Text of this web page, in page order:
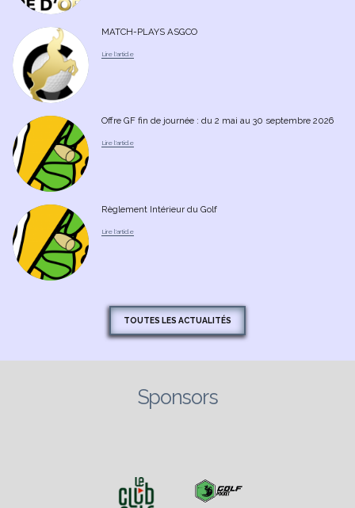
MATCH-PLAYS ASGCO
Offre GF fin de journée : du 2 mai au 30 septembre 2026
Règlement Intérieur du Golf
TOUTES LES ACTUALITÉS
Sponsors